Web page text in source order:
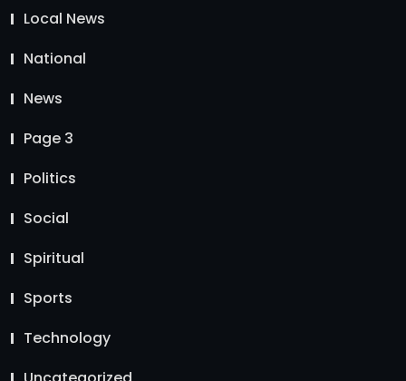
Local News
National
News
Page 3
Politics
Social
Spiritual
Sports
Technology